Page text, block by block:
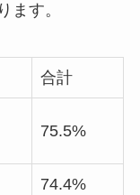
ます。
合計
75.5%
74.4%